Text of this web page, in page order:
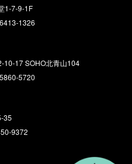
1-7-9-1F
1326
17 SOHO北青山104
5720
35
9372